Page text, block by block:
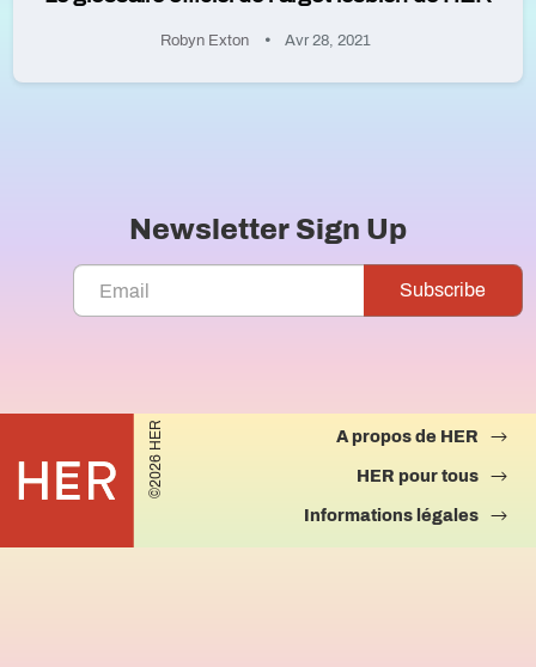
Robyn Exton Avr 28, 2021
Newsletter Sign Up
©2026 HER A propos de HER
HER pour tous
Informations légales